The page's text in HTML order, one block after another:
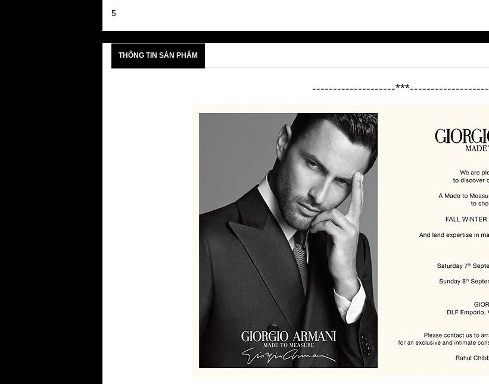
5
THÔNG TIN SẢN PHẨM
--------------------***-------------------